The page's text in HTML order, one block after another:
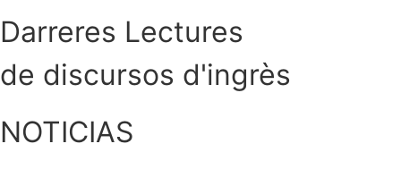
Darreres Lectures
de discursos d'ingrès
NOTICIAS